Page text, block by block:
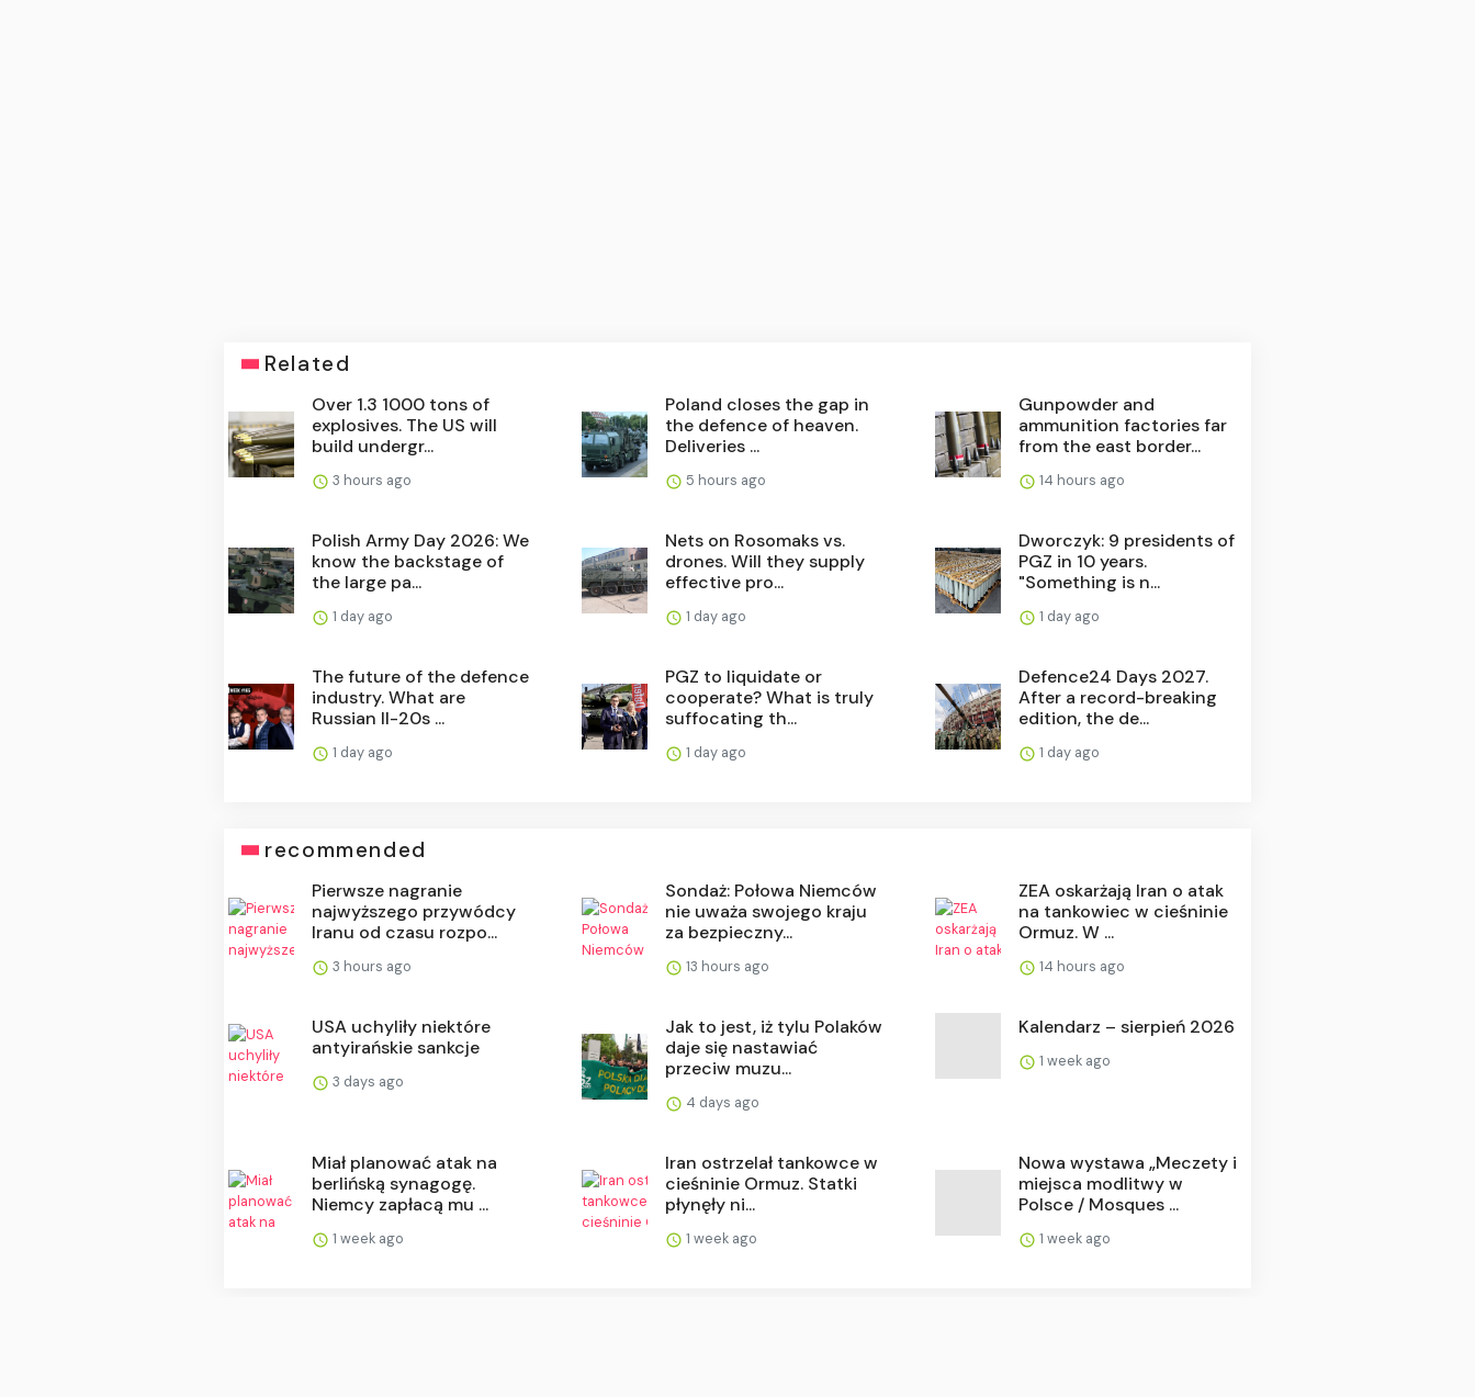
Related
Over 1.3 1000 tons of
explosives. The US will
build undergr...
3 hours ago
Poland closes the gap in
the defence of heaven.
Deliveries ...
5 hours ago
Gunpowder and
ammunition factories far
from the east border...
14 hours ago
Polish Army Day 2026: We
know the backstage of
the large pa...
1 day ago
Nets on Rosomaks vs.
drones. Will they supply
effective pro...
1 day ago
Dworczyk: 9 presidents of
PGZ in 10 years.
"Something is n...
1 day ago
The future of the defence
industry. What are
Russian Il-20s ...
1 day ago
PGZ to liquidate or
cooperate? What is truly
suffocating th...
1 day ago
Defence24 Days 2027.
After a record-breaking
edition, the de...
1 day ago
recommended
Pierwsze nagranie
najwyższego przywódcy
Iranu od czasu rozpo...
3 hours ago
Sondaż: Połowa Niemców
nie uważa swojego kraju
za bezpieczny...
13 hours ago
ZEA oskarżają Iran o atak
na tankowiec w cieśninie
Ormuz. W ...
14 hours ago
USA uchyliły niektóre
antyirańskie sankcje
3 days ago
Jak to jest, iż tylu Polaków
daje się nastawiać
przeciw muzu...
4 days ago
Kalendarz – sierpień 2026
1 week ago
Miał planować atak na
berlińską synagogę.
Niemcy zapłacą mu ...
1 week ago
Iran ostrzelał tankowce w
cieśninie Ormuz. Statki
płynęły ni...
1 week ago
Nowa wystawa „Meczety i
miejsca modlitwy w
Polsce / Mosques ...
1 week ago